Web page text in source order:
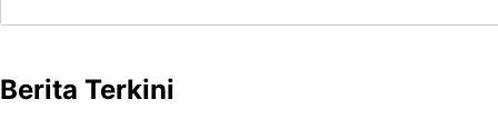
Berita Terkini